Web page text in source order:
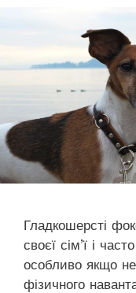
Гладкошерсті
своєї сім’ї і
особливо якщо
фізичного